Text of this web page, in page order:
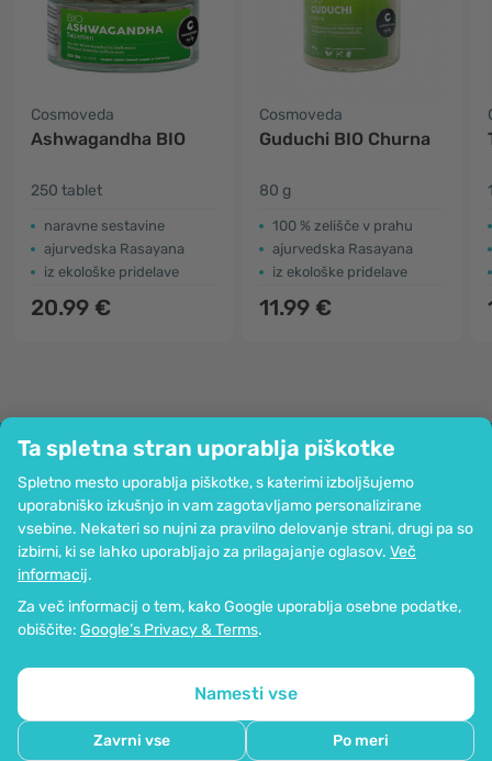
Ta spletna stran uporablja piškotke
Spletno mesto uporablja piškotke, s katerimi izboljšujemo
uporabniško izkušnjo in vam zagotavljamo personalizirane
vsebine. Nekateri so nujni za pravilno delovanje strani, drugi pa so
izbirni, ki se lahko uporabljajo za prilagajanje oglasov. Več
informacij.
Za več informacij o tem, kako Google uporablja osebne podatke,
obiščite: Google’s Privacy & Terms.
Namesti vse
Zavrni vse Po meri
Cosmoveda
Ashwagandha BIO
250 tablet
naravne sestavine
ajurvedska Rasayana
iz ekološke pridelave
20.99 €
Cosmoveda
Guduchi BIO Churna
80 g
100 % zelišče v prahu
ajurvedska Rasayana
iz ekološke pridelave
11.99 €
Podjetje
Informacije
Pridružite se nam
Pomoč in naročila
Možnost kartičnega plačevanja. Zagotovljena zaščita osebnih podatkov
preko SSL-kodiranja.
Zemljevid strani